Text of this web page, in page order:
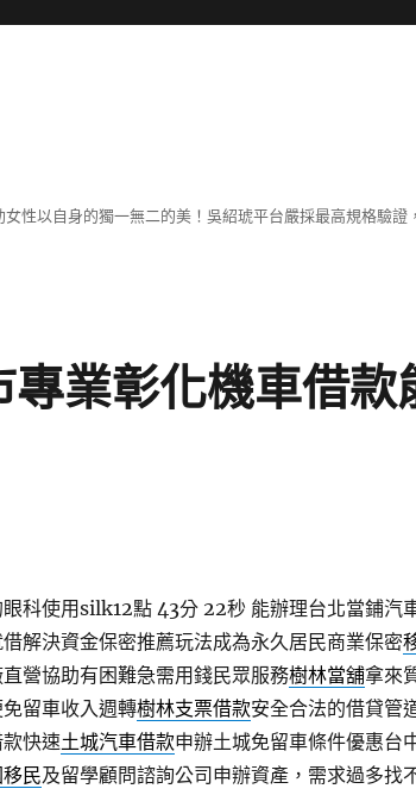
性以自身的獨一無二的美！吳紹琥平台嚴採最高規格驗證
業彰化機車借款
眼科使用silk12點 43分 22秒能辦理台北當鋪汽
解決資金保密推薦玩法成為永久居民商業保密
營協助有困難急需用錢民眾服務樹林當舖拿來
留車收入週轉樹林支票借款安全合法的借貸管
快速土城汽車借款申辦土城免留車條件優惠台
民及留學顧問諮詢公司申辦資產，需求過多找